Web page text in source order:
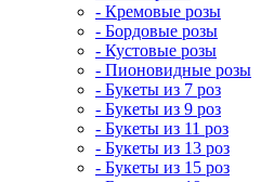
- Кремовые розы
- Бордовые розы
- Кустовые розы
- Пионовидные розы
- Букеты из 7 роз
- Букеты из 9 роз
- Букеты из 11 роз
- Букеты из 13 роз
- Букеты из 15 роз